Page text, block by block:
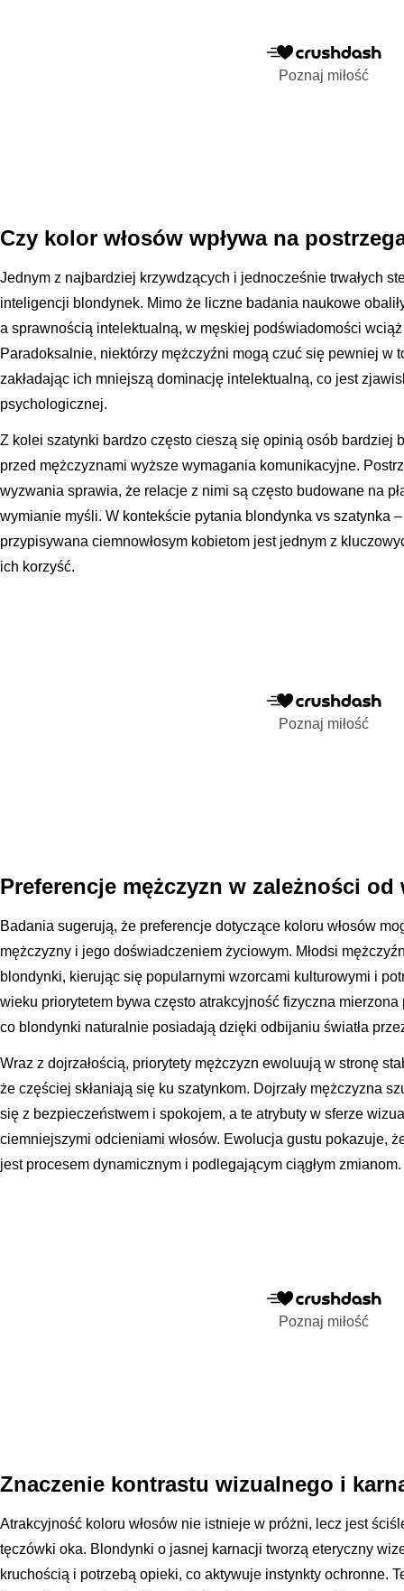
Poznaj miłość
Czy kolor włosów wpływa na
Jednym z najbardziej krzywdzących i jednocześnie trwałych
inteligencji blondynek. Mimo że liczne badania naukowe
a sprawnością intelektualną, w męskiej podświadomości
Paradoksalnie, niektórzy mężczyźni mogą czuć się pewniej w
zakładając ich mniejszą dominację intelektualną, co jest
psychologicznej.
Z kolei szatynki bardzo często cieszą się opinią osób bardziej
przed mężczyznami wyższe wymagania komunikacyjne.
wyzwania sprawia, że relacje z nimi są często budowane na
wymianie myśli. W kontekście pytania blondynka vs szatynka
przypisywana ciemnowłosym kobietom jest jednym z
ich korzyść.
Poznaj miłość
Preferencje mężczyzn w zależności od
Badania sugerują, że preferencje dotyczące koloru włosów
mężczyzny i jego doświadczeniem życiowym. Młodsi
blondynki, kierując się popularnymi wzorcami kulturowymi i
wieku priorytetem bywa często atrakcyjność fizyczna
co blondynki naturalnie posiadają dzięki odbijaniu światła
Wraz z dojrzałością, priorytety mężczyzn ewoluują w stronę
że częściej skłaniają się ku szatynkom. Dojrzały mężczyzna
się z bezpieczeństwem i spokojem, a te atrybuty w sferze
ciemniejszymi odcieniami włosów. Ewolucja gustu pokazuje,
jest procesem dynamicznym i podlegającym ciągłym zmianom.
Poznaj miłość
Znaczenie kontrastu wizualnego i
Atrakcyjność koloru włosów nie istnieje w próżni, lecz jest
tęczówki oka. Blondynki o jasnej karnacji tworzą eteryczny
kruchością i potrzebą opieki, co aktywuje instynkty ochronne.